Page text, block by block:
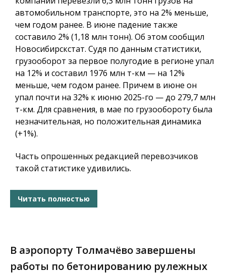
автомобильном транспорте, это на 2% меньше,
чем годом ранее. В июне падение также
составило 2% (1,18 млн тонн). Об этом сообщил
Новосибирскстат. Судя по данным статистики,
грузооборот за первое полугодие в регионе упал
на 12% и составил 1976 млн т-км — на 12%
меньше, чем годом ранее. Причем в июне он
упал почти на 32% к июню 2025-го — до 279,7 млн
т-км. Для сравнения, в мае по грузообороту была
незначительная, но положительная динамика
(+1%).
Часть опрошенных редакцией перевозчиков
такой статистике удивились.
Читать полностью
В аэропорту Толмачёво завершены
работы по бетонированию рулежных